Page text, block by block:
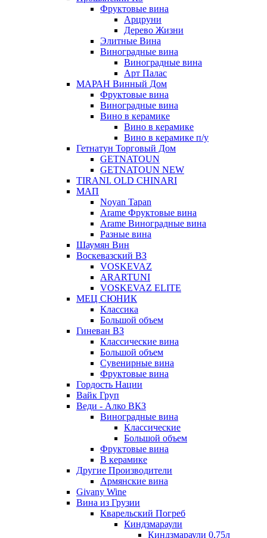
Фруктовые вина
Арцруни
Дерево Жизни
Элитные Вина
Виноградные вина
Виноградные вина
Арт Палас
МАРАН Винный Дом
Фруктовые вина
Виноградные вина
Вино в керамике
Вино в керамике
Вино в керамике п/у
Гетнатун Торговый Дом
GETNATOUN
GETNATOUN NEW
TIRANI. OLD CHINARI
МАП
Noyan Tapan
Arame Фруктовые вина
Arame Виноградные вина
Разные вина
Шаумян Вин
Воскевазский ВЗ
VOSKEVAZ
ARARTUNI
VOSKEVAZ ELITE
МЕЦ СЮНИК
Классика
Большой объем
Гиневан ВЗ
Классические вина
Большой объем
Сувенирные вина
Фруктовые вина
Гордость Нации
Вайк Груп
Веди - Алко ВКЗ
Виноградные вина
Классические
Большой объем
Фруктовые вина
В керамике
Другие Производители
Армянские вина
Givany Wine
Вина из Грузии
Кварельский Погреб
Киндзмараули
Киндзмараули 0,75л